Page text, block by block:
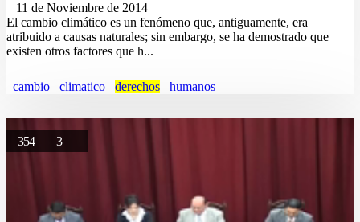
11 de Noviembre de 2014
El cambio climático es un fenómeno que, antiguamente, era
atribuido a causas naturales; sin embargo, se ha demostrado que
existen otros factores que h...
cambio climatico derechos humanos
354 3